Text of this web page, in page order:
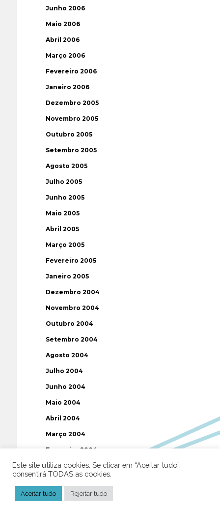
Junho 2006
Maio 2006
Abril 2006
Março 2006
Fevereiro 2006
Janeiro 2006
Dezembro 2005
Novembro 2005
Outubro 2005
Setembro 2005
Agosto 2005
Julho 2005
Junho 2005
Maio 2005
Abril 2005
Março 2005
Fevereiro 2005
Janeiro 2005
Dezembro 2004
Novembro 2004
Outubro 2004
Setembro 2004
Agosto 2004
Julho 2004
Junho 2004
Maio 2004
Abril 2004
Março 2004
Fevereiro 2004
Janeiro 2004
Novembro 2003
Este site utiliza cookies. Se clicar em “Aceitar tudo”,
consentirá TODAS as cookies.
Aceitar tudo Rejeitar tudo